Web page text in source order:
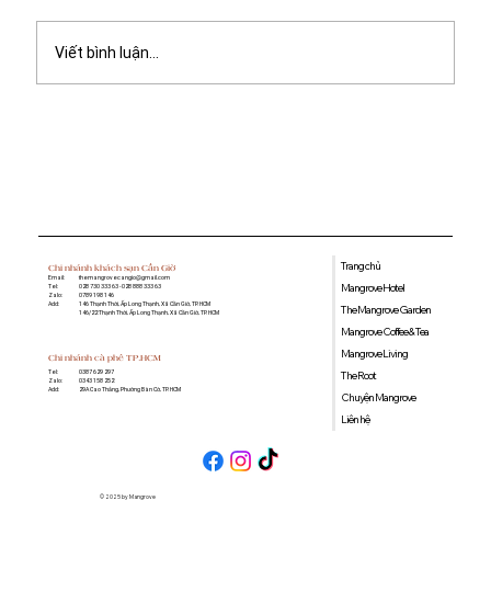
Viết bình luận...
Chi nhánh khách sạn Cần Giờ
Email:
Tel:
Zalo:
Add:
themangrovecangio@gmail.com
028 730 333 63 - 028 888 333 63
0789 198 146
146 Thạnh Thới, Ấp Long Thạnh, Xã Cần Giờ, TP. HCM
146/22 Thạnh Thới, Ấp Long Thạnh, Xã Cần Giờ, TP. HCM
Trang chủ
Mangrove Hotel
The Mangrove Garden
Mangrove Coffee & Tea
Mangrove Living
The Root
Chuyện Mangrove
Liên hệ
Chi nhánh cà phê TP.HCM
Tel:
Zalo:
Add:
0387 629 297
0343 158 252
29A Cao Thắng, Phường Bàn Cờ, TP. HCM
© 2025 by Mangrove